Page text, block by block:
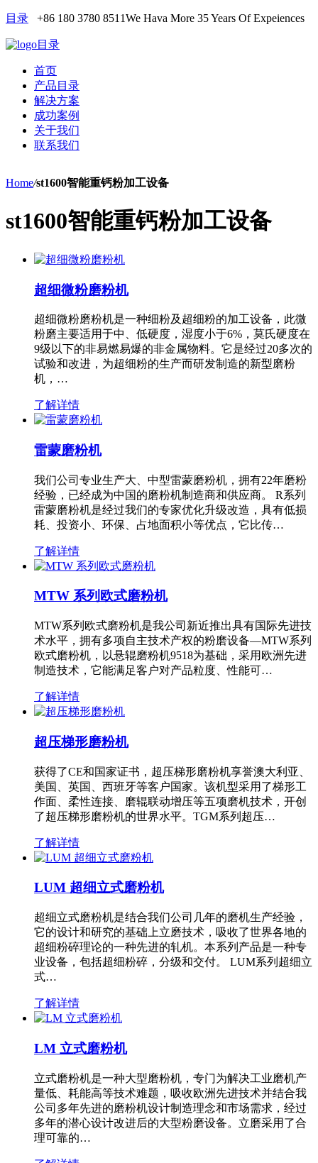
目录 +86 180 3780 8511We Hava More 35 Years Of Expeiences
目录
首页
产品目录
解决方案
成功案例
关于我们
联系我们
Home/st1600智能重钙粉加工设备
st1600智能重钙粉加工设备
超细微粉磨粉机
超细微粉磨粉机是一种细粉及超细粉的加工设备，此微
粉磨主要适用于中、低硬度，湿度小于6%，莫氏硬度在
9级以下的非易燃易爆的非金属物料。它是经过20多次的
试验和改进，为超细粉的生产而研发制造的新型磨粉
机，…
了解详情
雷蒙磨粉机
我们公司专业生产大、中型雷蒙磨粉机，拥有22年磨粉
经验，已经成为中国的磨粉机制造商和供应商。 R系列
雷蒙磨粉机是经过我们的专家优化升级改造，具有低损
耗、投资小、环保、占地面积小等优点，它比传…
了解详情
MTW 系列欧式磨粉机
MTW系列欧式磨粉机是我公司新近推出具有国际先进技
术水平，拥有多项自主技术产权的粉磨设备—MTW系列
欧式磨粉机，以悬辊磨粉机9518为基础，采用欧洲先进
制造技术，它能满足客户对产品粒度、性能可…
了解详情
超压梯形磨粉机
获得了CE和国家证书，超压梯形磨粉机享誉澳大利亚、
美国、英国、西班牙等客户国家。该机型采用了梯形工
作面、柔性连接、磨辊联动增压等五项磨机技术，开创
了超压梯形磨粉机的世界水平。TGM系列超压…
了解详情
LUM 超细立式磨粉机
超细立式磨粉机是结合我们公司几年的磨机生产经验，
它的设计和研究的基础上立磨技术，吸收了世界各地的
超细粉碎理论的一种先进的轧机。本系列产品是一种专
业设备，包括超细粉碎，分级和交付。 LUM系列超细立
式…
了解详情
LM 立式磨粉机
立式磨粉机是一种大型磨粉机，专门为解决工业磨机产
量低、耗能高等技术难题，吸收欧洲先进技术并结合我
公司多年先进的磨粉机设计制造理念和市场需求，经过
多年的潜心设计改进后的大型粉磨设备。立磨采用了合
理可靠的…